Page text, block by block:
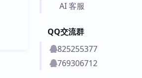
AI 客服
QQ交流群
825255377
769306712